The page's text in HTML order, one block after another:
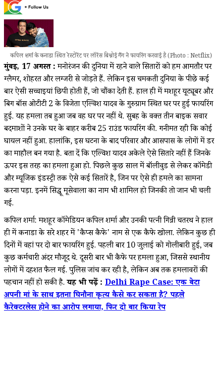
कपिल शर्मा के कनाडा स्थित रेस्टोरेंट पर लॉरेंस बिश्नोई गैंग ने फायरिंग करवाई है (Photo : Netflix)
मुंबई, 17 अगस्त :मनोरंजन की दुनिया में रहने वाले सितारों को हम आमतौर पर
ग्लैमर, शोहरत और लग्जरी से जोड़ते हैं. लेकिन इस चमकती दुनिया के पीछे कई
बार ऐसी सच्चाइयां छिपी होती हैं, जो चौंका देती हैं. हाल ही में मशहूर यूट्यूबर और
बिग बॉस ओटीटी 2 के विजेता एल्विश यादव के गुरुग्राम स्थित घर पर हुई फायरिंग
हुई. यह हमला तब हुआ जब वह घर पर नहीं थे. सुबह के वक्त तीन बाइक सवार
बदमाशों ने उनके घर के बाहर करीब 25 राउंड फायरिंग की. गनीमत रही कि कोई
घायल नहीं हुआ. हालांकि, इस घटना के बाद परिवार और आसपास के लोगों में डर
का माहौल बन गया है. बता दें कि एल्विश यादव अकेले ऐसे सितारे नहीं हैं जिनके
ऊपर इस तरह का हमला हुआ हो. पिछले कुछ साल में बॉलीवुड से लेकर कॉमेडी
और म्यूजिक इंडस्ट्री तक ऐसे कई सितारें है, जिन पर ऐसे ही हमले का सामना
करना पड़ा. इनमें सिद्धू मूसेवाला का नाम भी शामिल हो जिनकी तो जान भी चली
गई.
कपिल शर्मा: मशहूर कॉमेडियन कपिल शर्मा और उनकी पत्नी गिन्नी चतरथ ने हाल
ही में कनाडा के सरे शहर में 'कैप्स कैफे' नाम से एक कैफे खोला. लेकिन कुछ ही
दिनों में वहां पर दो बार फायरिंग हुई. पहली बार 10 जुलाई को गोलीबारी हुई, जब
कुछ कर्मचारी अंदर मौजूद थे. दूसरी बार भी कैफे पर हमला हुआ, जिससे स्थानीय
लोगों में दहशत फैल गई. पुलिस जांच कर रही है, लेकिन अब तक हमलावरों की
पहचान नहीं हो सकी है.यह भी पढ़ें : Delhi Rape Case: एक बेटा
अपनी मां के साथ इतना घिनौना कृत्य कैसे कर सकता है? पहले
कैरेक्‍टरलेस होने का आरोप लगाया, फिर दो बार किया रेप